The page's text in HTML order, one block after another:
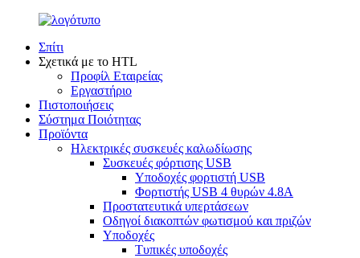
Σπίτι
Σχετικά με το HTL
Προφίλ Εταιρείας
Εργαστήριο
Πιστοποιήσεις
Σύστημα Ποιότητας
Προϊόντα
Ηλεκτρικές συσκευές καλωδίωσης
Συσκευές φόρτισης USB
Υποδοχές φορτιστή USB
Φορτιστής USB 4 θυρών 4.8A
Προστατευτικά υπερτάσεων
Οδηγοί διακοπτών φωτισμού και πριζών
Υποδοχές
Τυπικές υποδοχές